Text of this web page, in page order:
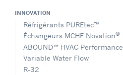
INNOVATION
Réfrigérants PUREtec™
Échangeurs MCHE Novation®
ABOUND™ HVAC Performance
Variable Water Flow
R-32